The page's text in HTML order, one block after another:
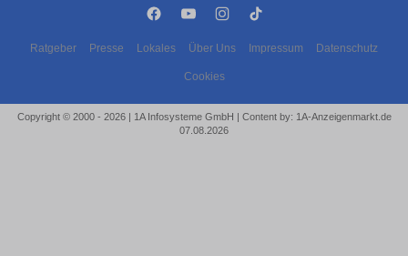
Ratgeber Presse Lokales Über Uns Impressum Datenschutz
Cookies
Copyright © 2000 - 2026 | 1A Infosysteme GmbH | Content by: 1A-Anzeigenmarkt.de
07.08.2026